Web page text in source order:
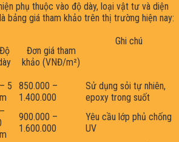
phụ thuộc vào độ dày, loại vật tư và diện
bảng giá tham khảo trên thị trường hiện nay:
Độ
Đơn giá tham
khảo (VNĐ/m²)
Ghi chú
5
850.000 –
1.400.000
Sử dụng sỏi tự nhiên,
epoxy trong suốt
900.000 –
1.600.000
Yêu cầu lớp phủ chống
UV